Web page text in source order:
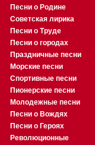
Песни о Родине
Советская лирика
Песни о Труде
Песни о городах
Праздничные песни
Морские песни
Спортивные песни
Пионерские песни
Молодежные песни
Песни о Вождях
Песни о Героях
Революционные